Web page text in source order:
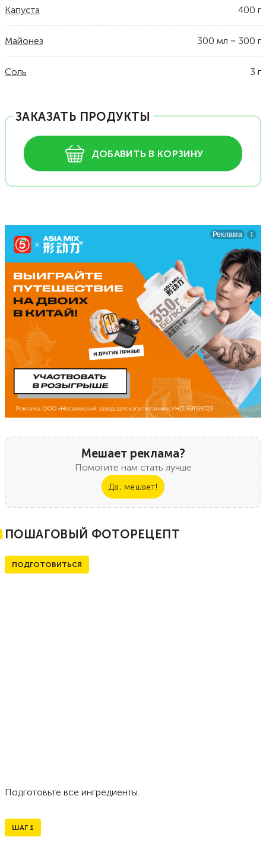
Капуста 400 г
Майонез 300 мл = 300 г
Соль 3 г
ЗАКАЗАТЬ ПРОДУКТЫ
ДОБАВИТЬ В КОРЗИНУ
Мешает реклама?
Помогите нам стать лучше
Да, мешает!
ПОШАГОВЫЙ ФОТОРЕЦЕПТ
ПОДГОТОВИТЬСЯ
Подготовьте все ингредиенты.
ШАГ 1